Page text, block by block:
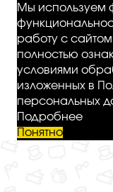
Мы используем
работу с
полностью
условиями
изложенных в
персональных
Подробнее
Понятно